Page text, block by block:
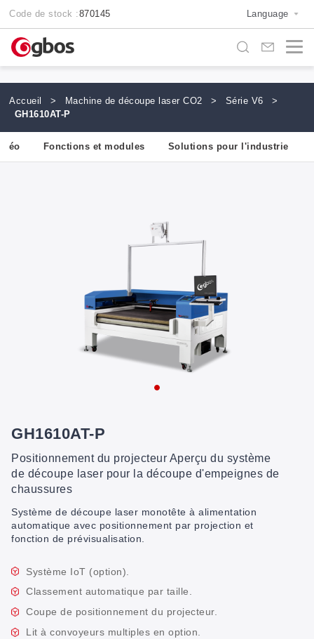
Code de stock :870145 Language
Accueil > Machine de découpe laser CO2 > Série V6
>
GH1610AT-P
Fonctions et modules Solutions pour l'industrie
GH1610AT-P
Positionnement du projecteur Aperçu du système
de découpe laser pour la découpe d'empeignes de
chaussures
Système de découpe laser monotête à alimentation
automatique avec positionnement par projection et
fonction de prévisualisation.
Système IoT (option).
Classement automatique par taille.
Coupe de positionnement du projecteur.
Lit à convoyeurs multiples en option.